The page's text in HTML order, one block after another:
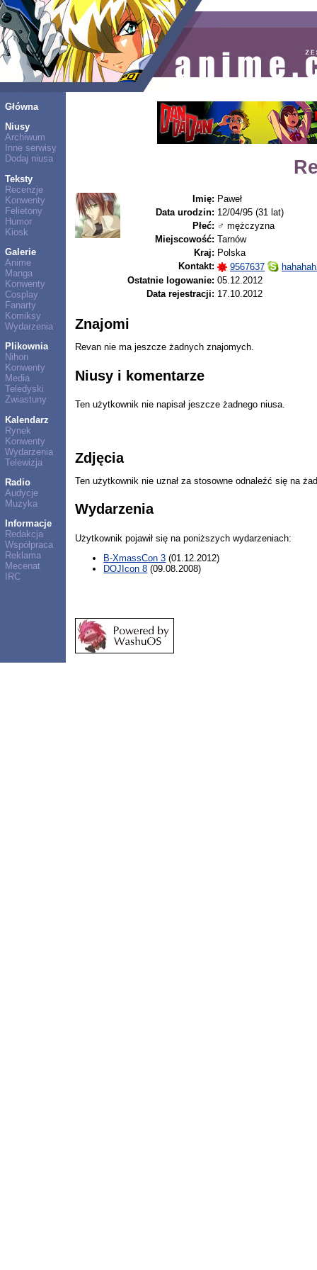
Główna
Niusy
Archiwum
Inne serwisy
Dodaj niusa
Teksty
Recenzje
Konwenty
Felietony
Humor
Kiosk
Galerie
Anime
Manga
Konwenty
Cosplay
Fanarty
Komiksy
Wydarzenia
Plikownia
Nihon
Konwenty
Media
Teledyski
Zwiastuny
Kalendarz
Rynek
Konwenty
Wydarzenia
Telewizja
Radio
Audycje
Muzyka
Informacje
Redakcja
Współpraca
Reklama
Mecenat
IRC
Imię: Paweł
Data urodzin: 12/04/95 (31 lat)
Płeć: ♂ mężczyzna
Miejscowość: Tarnów
Kraj: Polska
Kontakt:
9567637
Ostatnie logowanie: 05.12.2012
Data rejestracji: 17.10.2012
Znajomi
Revan nie ma jeszcze żadnych znajomych.
Niusy i komentarze
Ten użytkownik nie napisał jeszcze żadnego niusa.
Zdjęcia
Ten użytkownik nie uznał za stosowne odnaleźć się na
Wydarzenia
Użytkownik pojawił się na poniższych wydarzeniach:
B-XmassCon 3 (01.12.2012)
DOJIcon 8 (09.08.2008)